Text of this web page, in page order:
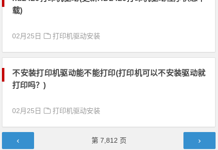
载)
02月25日 打印机驱动安装
不安装打印机驱动能不能打印(打印机可以不安装驱动就
打印吗？)
02月25日 打印机驱动安装
文章导航 第 7,812 页